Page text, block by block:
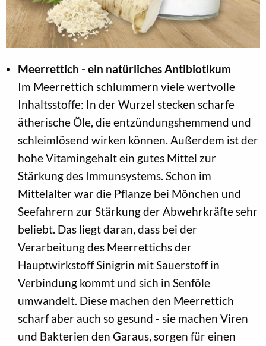
Meerrettich - ein natürliches Antibiotikum
Im Meerrettich schlummern viele wertvolle
Inhaltsstoffe: In der Wurzel stecken scharfe
ätherische Öle, die entzündungshemmend und
schleimlösend wirken können. Außerdem ist der
hohe Vitamingehalt ein gutes Mittel zur
Stärkung des Immunsystems. Schon im
Mittelalter war die Pflanze bei Mönchen und
Seefahrern zur Stärkung der Abwehrkräfte sehr
beliebt. Das liegt daran, dass bei der
Verarbeitung des Meerrettichs der
Hauptwirkstoff Sinigrin mit Sauerstoff in
Verbindung kommt und sich in Senföle
umwandelt. Diese machen den Meerrettich
scharf aber auch so gesund - sie machen Viren
und Bakterien den Garaus, sorgen für einen